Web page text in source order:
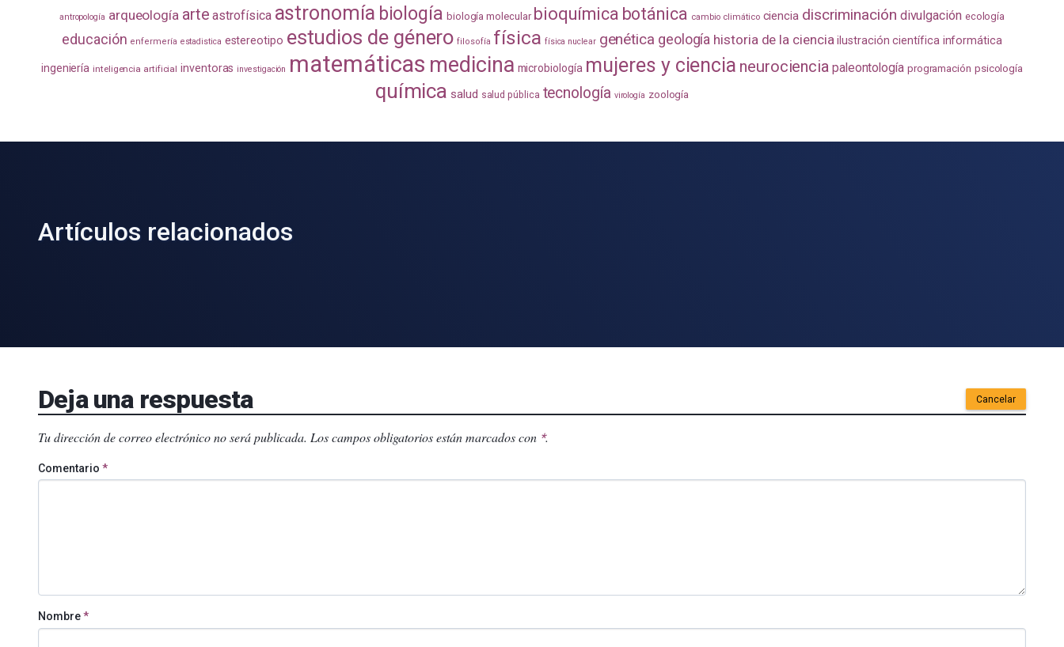
antropología arqueología arte astrofísica astronomía biología biología molecular bioquímica botánica cambio climático ciencia discriminación divulgación ecología
educación enfermería estadistica estereotipo estudios de género filosofía física física nuclear genética geología historia de la ciencia ilustración científica informática
ingeniería inteligencia artificial inventoras investigación matemáticas medicina microbiología mujeres y ciencia neurociencia paleontología programación psicología
química salud salud pública tecnología virología zoología
Artículos relacionados
Deja una respuesta Cancelar
Tu dirección de correo electrónico no será publicada. Los campos obligatorios están marcados con *.
Comentario *
Nombre*